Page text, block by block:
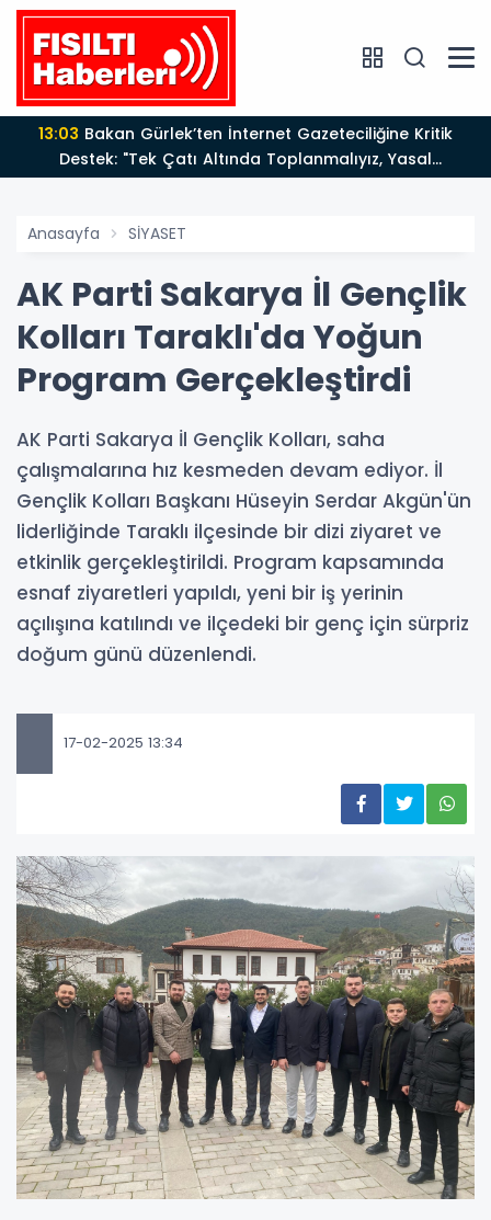
13:03
Destek: "Tek Çatı Altında Toplanmalıyız, Yasal
Düzenlemeye Hazırız"
Anasayfa SİYASET
AK Parti Sakarya İl Gençlik
Kolları Taraklı'da Yoğun
Program Gerçekleştirdi
AK Parti Sakarya İl Gençlik Kolları, saha
çalışmalarına hız kesmeden devam ediyor. İl
Gençlik Kolları Başkanı Hüseyin Serdar Akgün'ün
liderliğinde Taraklı ilçesinde bir dizi ziyaret ve
etkinlik gerçekleştirildi. Program kapsamında
esnaf ziyaretleri yapıldı, yeni bir iş yerinin
açılışına katılındı ve ilçedeki bir genç için sürpriz
doğum günü düzenlendi.
17-02-2025 13:34